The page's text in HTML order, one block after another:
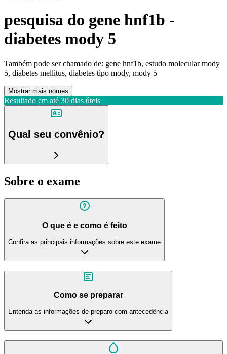
pesquisa do gene hnf1b -
diabetes mody 5
Também pode ser chamado de: gene hnf1b, estudo molecular mody
5, diabetes mellitus, diabetes tipo mody, mody 5
Mostrar mais nomes
Resultado em até 30 dias úteis
Qual seu convênio?
Sobre o exame
O que é e como é feito
Confira as principais informações sobre este exame
Como se preparar
Entenda as informações de preparo com antecedência